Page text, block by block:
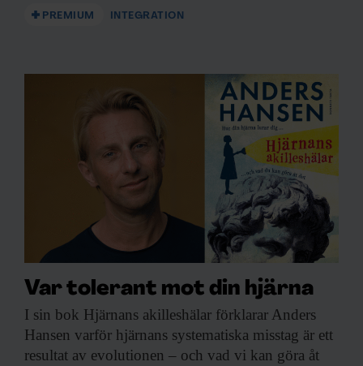
PREMIUM INTEGRATION
Var tolerant mot din hjärna
I sin bok Hjärnans akilleshälar förklarar Anders
Hansen varför hjärnans systematiska misstag är ett
resultat av evolutionen – och vad vi kan göra åt